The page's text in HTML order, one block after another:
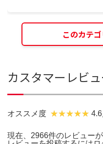
このカテ
カスタマーレビ
オススメ度
現在、2966件のレビュー